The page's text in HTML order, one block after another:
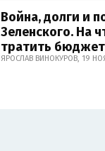
Война, долги и
Зеленского. На
тратить бюджет
ЯРОСЛАВ ВИНОКУРОВ, 19